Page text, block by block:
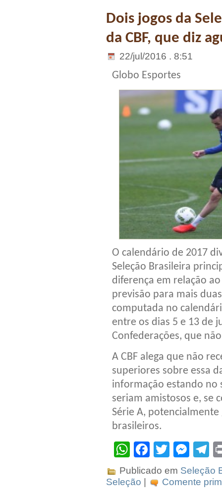
Dois jogos da
da CBF, que diz
22/jul/2016 . 8:51
Globo Esportes
O calendário de 2017
Seleção Brasileira
diferença em relação
previsão para mais
computada no
entre os dias 5 e 13 de
Confederações, que
A CBF alega que não
superiores sobre essa
informação estando no
seriam amistosos e, se
Série A,
brasileiros.
WhatsApp
Facebook
Twitter
Publicado em Seleção
Seleção
Comente